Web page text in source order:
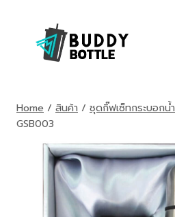
content
Home / สินค้า / ชุดกิ๊ฟเซ็ทกระบอกน้ำ
GSB003